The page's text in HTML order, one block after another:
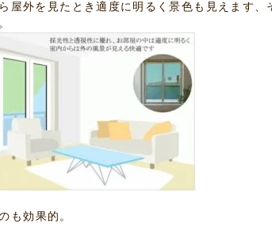
屋外を見たとき適度に明るく景色も見えます、
も効果的。